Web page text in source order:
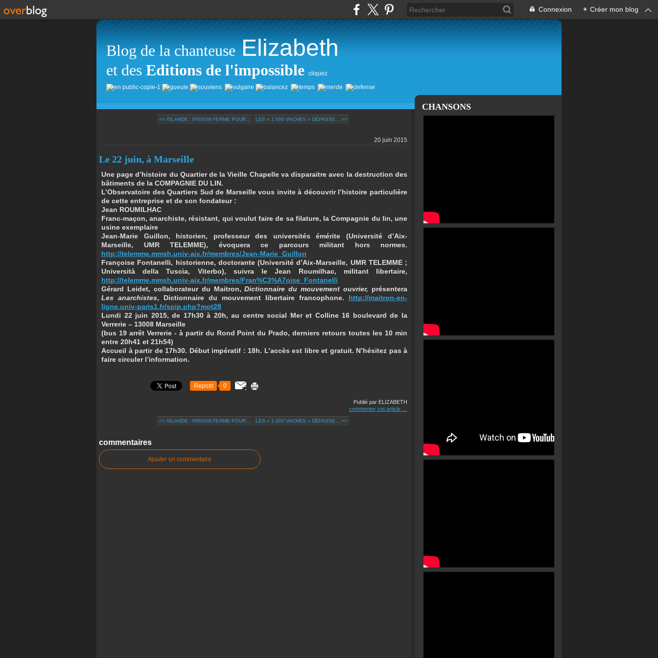
Connexion + Créer mon blog
Blog de la chanteuse Elizabeth
et des Editions de l'impossible cliquez
<< ISLANDE : PRISON FERME POUR... LES « 1.000 VACHES » DÉPASSE... >>
20 juin 2015
Le 22 juin, à Marseille
Une page d’histoire du Quartier de la Vieille Chapelle va disparaitre avec la destruction des
bâtiments de la COMPAGNIE DU LIN.
L’Observatoire des Quartiers Sud de Marseille vous invite à découvrir l’histoire particulière
de cette entreprise et de son fondateur :
Jean ROUMILHAC
Franc-maçon, anarchiste, résistant, qui voulut faire de sa filature, la Compagnie du lin, une
usine exemplaire
Jean-Marie Guillon, historien, professeur des universités émérite (Université d’Aix-
Marseille, UMR TELEMME), évoquera ce parcours militant hors normes.
http://telemme.mmsh.univ-aix.fr/membres/Jean-Marie_Guillon
Françoise Fontanelli, historienne, doctorante (Université d’Aix-Marseille, UMR TELEMME ;
Università della Tuscia, Viterbo), suivra le Jean Roumilhac, militant libertaire,
http://telemme.mmsh.univ-aix.fr/membres/Fran%C3%A7oise_Fontanelli
Gérard Leidet, collaborateur du Maitron,Dictionnaire du mouvement ouvrier, présentera
Les anarchistes, Dictionnaire du mouvement libertaire francophone. http://maitron-en-
ligne.univ-paris1.fr/spip.php?mot28
Lundi 22 juin 2015, de 17h30 à 20h, au centre social Mer et Colline 16 boulevard de la
Verrerie – 13008 Marseille
(bus 19 arrêt Verrerie - à partir du Rond Point du Prado, derniers retours toutes les 10 min
entre 20h41 et 21h54)
Accueil à partir de 17h30. Début impératif : 18h. L’accès est libre et gratuit. N’hésitez pas à
faire circuler l’information.
Repost 0
Publié par ELIZABETH
commenter cet article
<< ISLANDE : PRISON FERME POUR... LES « 1.000 VACHES » DÉPASSE... >>
commentaires
Ajouter un commentaire
CHANSONS